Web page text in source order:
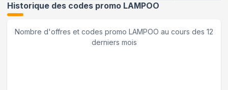
Historique des codes promo LAMPOO
Nombre d'offres et codes promo LAMPOO au cours des 12
derniers mois